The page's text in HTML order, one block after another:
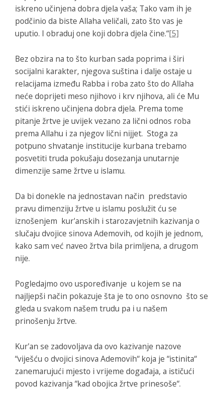
iskreno učinjena dobra djela vaša; Tako vam ih je
podčinio da biste Allaha veličali, zato što vas je
uputio. I obraduj one koji dobra djela čine.“[5]
Bez obzira na to što kurban sada poprima i širi
socijalni karakter, njegova suština i dalje ostaje u
relacijama između Rabba i roba zato što do Allaha
neće doprijeti meso njihovo i krv njihova, ali će Mu
stići iskreno učinjena dobra djela. Prema tome
pitanje žrtve je uvijek vezano za lični odnos roba
prema Allahu i za njegov lični nijjet. Stoga za
potpuno shvatanje institucije kurbana trebamo
posvetiti truda pokušaju dosezanja unutarnje
dimenzije same žrtve u islamu.
Da bi donekle na jednostavan način predstavio
pravu dimenziju žrtve u islamu poslužit ću se
iznošenjem kur'anskih i starozavjetnih kazivanja o
slučaju dvojice sinova Ademovih, od kojih je jednom,
kako sam već naveo žrtva bila primljena, a drugom
nije.
Pogledajmo ovo uspoređivanje u kojem se na
najljepši način pokazuje šta je to ono osnovno što se
gleda u svakom našem trudu pa i u našem
prinošenju žrtve.
Kur'an se zadovoljava da ovo kazivanje nazove
“viješću o dvojici sinova Ademovih“ koja je “istinita“
zanemarujući mjesto i vrijeme događaja, a ističući
povod kazivanja “kad obojica žrtve prinesoše“.